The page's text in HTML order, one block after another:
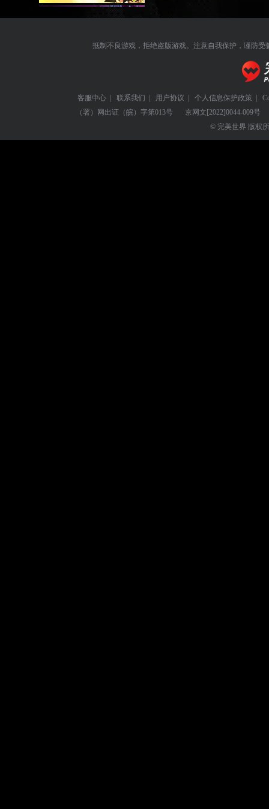
抵制不良游戏，拒绝盗版游戏。注意自我保护，谨防受
客服中心 | 联系我们 | 用户协议 | 个人信息保护政策 |
（署）网出证（皖）字第013号
京网文[2022]0044-009号
© 完美世界 版权所